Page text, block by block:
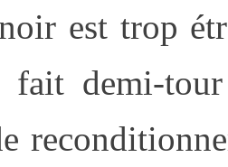
est trop
fait demi-